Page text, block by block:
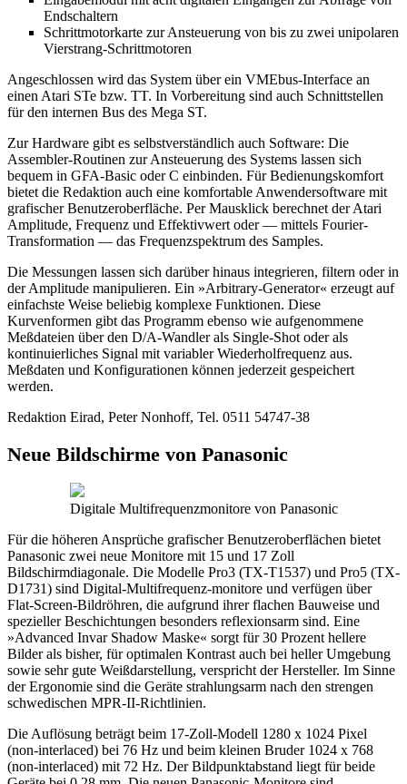
Endschaltern
Schrittmotorkarte zur Ansteuerung von bis zu zwei unipolaren
Vierstrang-Schrittmotoren
Angeschlossen wird das System über ein VMEbus-Interface an
einen Atari STe bzw. TT. In Vorbereitung sind auch Schnittstellen
für den internen Bus des Mega ST.
Zur Hardware gibt es selbstverständlich auch Software: Die
Assembler-Routinen zur Ansteuerung des Systems lassen sich
bequem in GFA-Basic oder C einbinden. Für Bedienungskomfort
bietet die Redaktion auch eine komfortable Anwendersoftware mit
grafischer Benutzeroberfläche. Per Mausklick berechnet der Atari
Amplitude, Frequenz und Effektivwert oder — mittels Fourier-
Transformation — das Frequenzspektrum des Samples.
Die Messungen lassen sich darüber hinaus integrieren, filtern oder in
der Amplitude manipulieren. Ein »Arbitrary-Generator« erzeugt auf
einfachste Weise beliebig komplexe Funktionen. Diese
Kurvenformen gibt das Programm ebenso wie aufgenommene
Meßdateien über den D/A-Wandler als Single-Shot oder als
kontinuierliches Signal mit variabler Wiederholfrequenz aus.
Meßdaten und Konfigurationen können jederzeit gespeichert
werden.
Redaktion Eirad, Peter Nonhoff, Tel. 0511 54747-38
Neue Bildschirme von Panasonic
Digitale Multifrequenzmonitore von Panasonic
Für die höheren Ansprüche grafischer Benutzeroberflächen bietet
Panasonic zwei neue Monitore mit 15 und 17 Zoll
Bildschirmdiagonale. Die Modelle Pro3 (TX-T1537) und Pro5 (TX-
D1731) sind Digital-Multifrequenz-monitore und verfügen über
Flat-Screen-Bildröhren, die aufgrund ihrer flachen Bauweise und
spezieller Beschichtungen besonders reflexionsarm sind. Eine
»Advanced Invar Shadow Maske« sorgt für 30 Prozent hellere
Bilder als bisher, für optimalen Kontrast auch bei heller Umgebung
sowie sehr gute Weißdarstellung, verspricht der Hersteller. Im Sinne
der Ergonomie sind die Geräte strahlungsarm nach den strengen
schwedischen MPR-II-Richtlinien.
Die Auflösung beträgt beim 17-Zoll-Modell 1280 x 1024 Pixel
(non-interlaced) bei 76 Hz und beim kleinen Bruder 1024 x 768
(non-interlaced) mit 72 Hz. Der Bildpunktabstand liegt für beide